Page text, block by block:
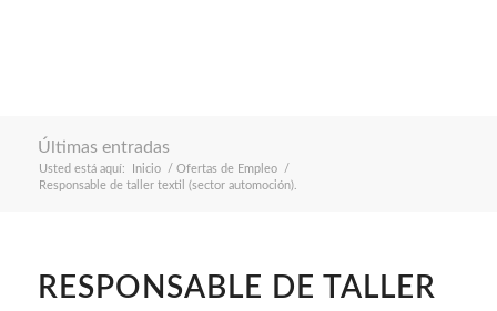
Últimas entradas
Usted está aquí: Inicio / Ofertas de Empleo
/
Responsable de taller textil (sector automoción).
RESPONSABLE DE TALLER